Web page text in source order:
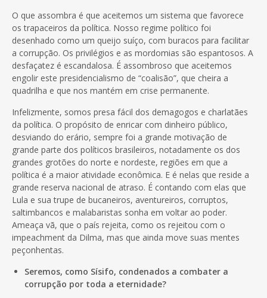
O que assombra é que aceitemos um sistema que favorece
os trapaceiros da política. Nosso regime político foi
desenhado como um queijo suíço, com buracos para facilitar
a corrupção. Os privilégios e as mordomias são espantosos. A
desfaçatez é escandalosa. É assombroso que aceitemos
engolir este presidencialismo de “coalisão”, que cheira a
quadrilha e que nos mantém em crise permanente.
Infelizmente, somos presa fácil dos demagogos e charlatães
da política. O propósito de enricar com dinheiro público,
desviando do erário, sempre foi a grande motivação de
grande parte dos políticos brasileiros, notadamente os dos
grandes grotões do norte e nordeste, regiões em que a
política é a maior atividade econômica. E é nelas que reside a
grande reserva nacional de atraso. É contando com elas que
Lula e sua trupe de bucaneiros, aventureiros, corruptos,
saltimbancos e malabaristas sonha em voltar ao poder.
Ameaça vã, que o país rejeita, como os rejeitou com o
impeachment da Dilma, mas que ainda move suas mentes
peçonhentas.
Seremos, como Sísifo, condenados a combater a
corrupção por toda a eternidade?